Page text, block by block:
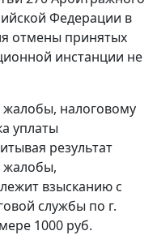
Федерации в
отмены принятых
инстанции не
налоговому
уплаты
результат
жалобы,
взысканию с
службы по г.
1000 руб.